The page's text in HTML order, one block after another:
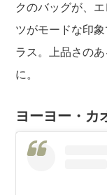
クのバッグが、
ツがモードな印
ラス。上品さの
に。
ヨーヨー・カ